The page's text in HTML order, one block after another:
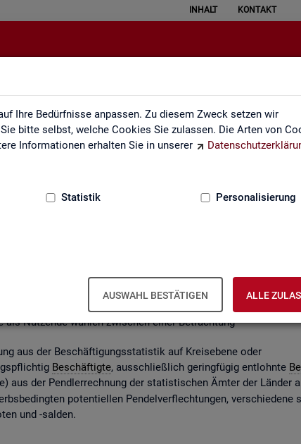
Ihre Bedürfnisse anpassen. Zu diesem Zweck setzen wir
bitte selbst, welche Cookies Sie zulassen. Die Arten von
Informationen erhalten Sie in unserer
Statistik Personalisierung
AUSWAHL BESTÄTIGEN ALLE
INHALT KONTAKT
Pendleratlas
und Ge­mein­den/
auf leicht nach­voll­zieh­ba­re Weise die er­werbs­be­ding­ten
als Nut­zen­de wäh­len zwi­schen einer Be­trach­tung
aus der Be­schäf­ti­gungs­sta­tis­tik auf Kreis­ebe­ne oder
Be­schäf­tig­te, aus­schlie­ß­lich ge­ring­fü­gig ent­lohn­te
der Pend­ler­rech­nung der sta­tis­ti­schen Ämter der Län­der
po­ten­ti­el­len Pen­del­ver­flech­tun­gen,
und -sal­den.